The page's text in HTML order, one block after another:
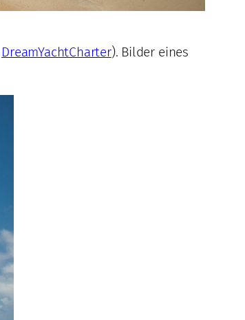
DreamYachtCharter). Bilder eines